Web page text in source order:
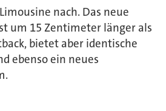
nach. Das neue
um 15 Zentimeter länger als
bietet aber identische
ebenso ein neues